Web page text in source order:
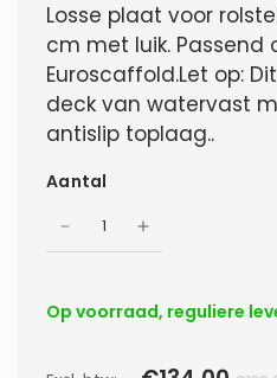
Losse plaat voor
cm met luik.
Euroscaffold.Let op:
deck van watervast
antislip toplaag..
Aantal
Op voorraad, reguliere